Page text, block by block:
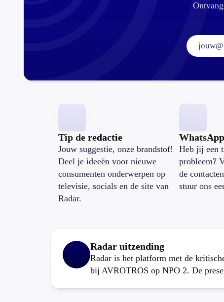
Tip de redactie
Jouw suggestie, onze brandstof!
Deel je ideeën voor nieuwe
consumenten onderwerpen op
televisie, socials en de site van
Radar.
WhatsApp
Heb jij een
probleem?
de
stuur ons
Radar uitzending
Radar is het platform met de
bij AVROTROS op NPO 2. De